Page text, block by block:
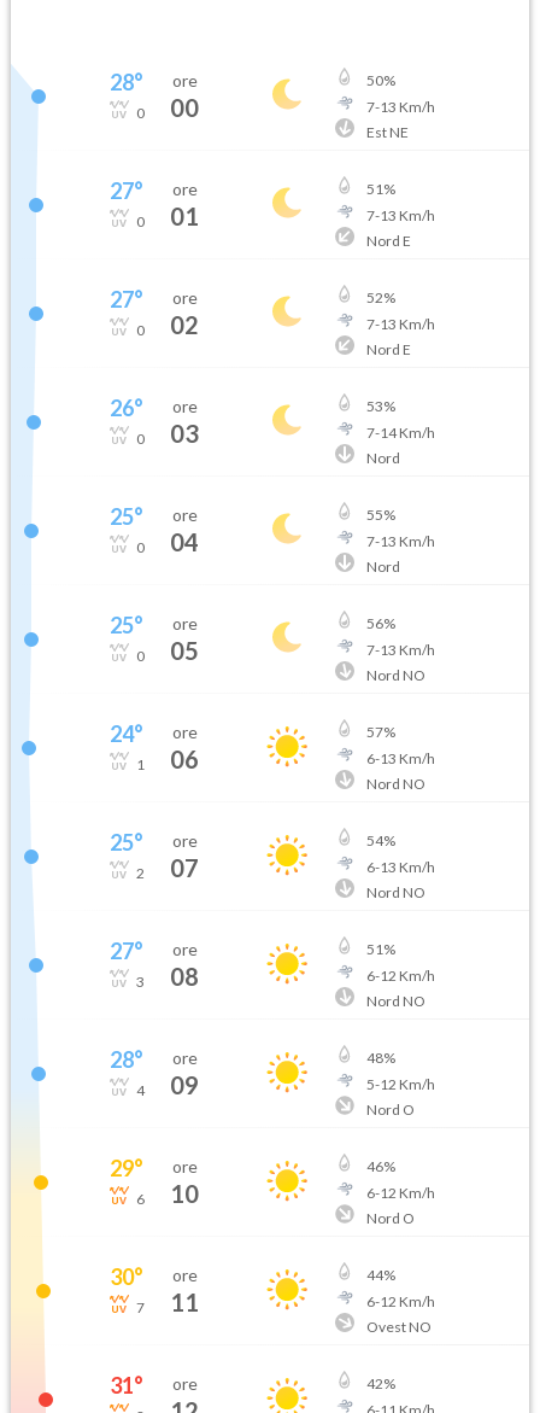
28°
0
ore
00
50%
7-13 Km/h
Est NE
27°
0
ore
01
51%
7-13 Km/h
Nord E
27°
0
ore
02
52%
7-13 Km/h
Nord E
26°
0
ore
03
53%
7-14Km/h
Nord
25°
0
ore
04
55%
7-13 Km/h
Nord
25°
0
ore
05
56%
7-13 Km/h
Nord NO
24°
1
ore
06
57%
6-13 Km/h
Nord NO
25°
2
ore
07
54%
6-13 Km/h
Nord NO
27°
3
ore
08
51%
6-12 Km/h
Nord NO
28°
4
ore
09
48%
5-12 Km/h
Nord O
29°
6
ore
10
46%
6-12 Km/h
Nord O
30°
7
ore
11
44%
6-12 Km/h
Ovest NO
31° ore 42%